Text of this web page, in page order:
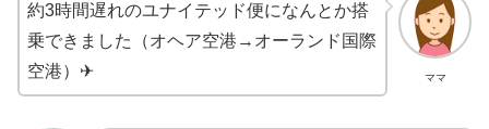
ママ
約3時間遅れのユナイテッド便になんとか搭
乗できました（オヘア空港→オーランド国際
空港）✈